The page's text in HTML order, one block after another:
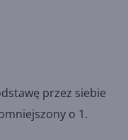
przez siebie
o 1.